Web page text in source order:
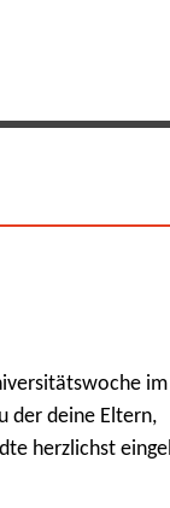
im
der deine Eltern,
herzlichst